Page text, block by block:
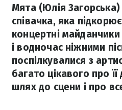
Мята (Юлія Загорська)
співачка, яка підкорює
концертні
і водночас ніжними
поспілкувалися з
багато цікавого про
шлях до сцени і про